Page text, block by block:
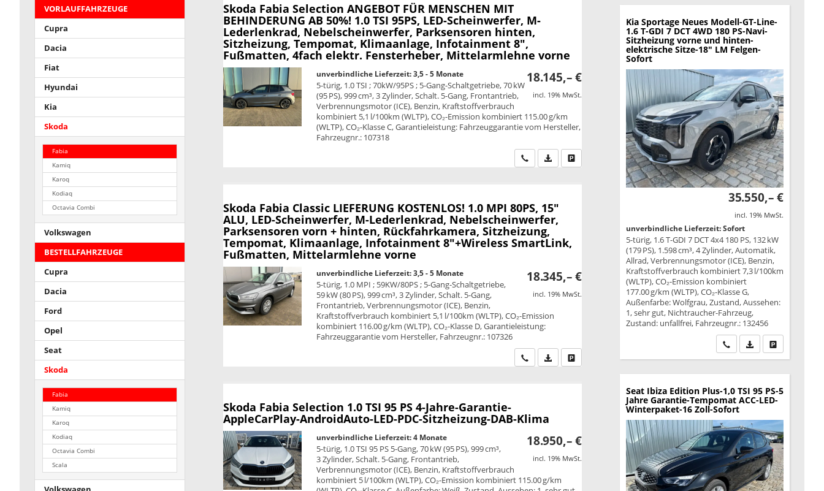
Skoda Fabia Selection ANGEBOT FÜR MENSCHEN MIT
BEHINDERUNG AB 50%! 1.0 TSI 95PS, LED-Scheinwerfer, M-
Lederlenkrad, Nebelscheinwerfer, Parksensoren hinten,
Sitzheizung, Tempomat, Klimaanlage, Infotainment 8",
Fußmatten, 4fach elektr. Fensterheber, Mittelarmlehne vorne
18.145,– €
incl. 19% MwSt.
unverbindliche Lieferzeit: 3,5 - 5 Monate
5-türig, 1.0 TSI ; 70kW/95PS ; 5-Gang-Schaltgetriebe, 70 kW
(95 PS), 999 cm³, 3 Zylinder, Schalt. 5-Gang, Frontantrieb,
Verbrennungsmotor (ICE), Benzin, Kraftstoffverbrauch
kombiniert 5,1 l/100km (WLTP), CO₂-Emission kombiniert 115.00 g/km
(WLTP), CO₂-Klasse C, Garantieleistung: Fahrzeuggarantie vom Hersteller,
Fahrzeugnr.: 107318
Wir rufen Sie anPDF-Datei, Fahrzeugexposé drucken
Drucken, parken oder vergleichen
Skoda Fabia Classic LIEFERUNG KOSTENLOS! 1.0 MPI 80PS, 15"
ALU, LED-Scheinwerfer, M-Lederlenkrad, Nebelscheinwerfer,
Parksensoren vorn + hinten, Rückfahrkamera, Sitzheizung,
Tempomat, Klimaanlage, Infotainment 8"+Wireless SmartLink,
Fußmatten, Mittelarmlehne vorne
18.345,– €
incl. 19% MwSt.
unverbindliche Lieferzeit: 3,5 - 5 Monate
5-türig, 1.0 MPI ; 59KW/80PS ; 5-Gang-Schaltgetriebe,
59 kW (80 PS), 999 cm³, 3 Zylinder, Schalt. 5-Gang,
Frontantrieb, Verbrennungsmotor (ICE), Benzin,
Kraftstoffverbrauch kombiniert 5,1 l/100km (WLTP), CO₂-Emission
kombiniert 116.00 g/km (WLTP), CO₂-Klasse D, Garantieleistung:
Fahrzeuggarantie vom Hersteller, Fahrzeugnr.: 107326
Wir rufen Sie anPDF-Datei, Fahrzeugexposé drucken
Drucken, parken oder vergleichen
Skoda Fabia Selection 1.0 TSI 95 PS 4-Jahre-Garantie-
AppleCarPlay-AndroidAuto-LED-PDC-Sitzheizung-DAB-Klima
18.950,– €
incl. 19% MwSt.
unverbindliche Lieferzeit:4 Monate
5-türig, 1.0 TSI 95 PS 5-Gang, 70 kW (95 PS), 999 cm³,
3 Zylinder, Schalt. 5-Gang, Frontantrieb,
Verbrennungsmotor (ICE), Benzin, Kraftstoffverbrauch
kombiniert 5 l/100km (WLTP), CO₂-Emission kombiniert 115.00 g/km
VORLAUFFAHRZEUGE
Cupra
Dacia
Fiat
Hyundai
Kia
Skoda
Fabia
Kamiq
Karoq
Kodiaq
Octavia Combi
Volkswagen
BESTELLFAHRZEUGE
Cupra
Dacia
Ford
Opel
Seat
Skoda
Fabia
Kamiq
Karoq
Kodiaq
Octavia Combi
Scala
Kia Sportage Neues Modell-GT-Line-
1.6 T-GDI 7 DCT 4WD 180 PS-Navi-
Sitzheizung vorne und hinten-
elektrische Sitze-18" LM Felgen-
Sofort
35.550,– €
incl. 19% MwSt.
unverbindliche Lieferzeit: Sofort
5-türig, 1.6 T-GDI 7 DCT 4x4 180 PS, 132 kW
(179 PS), 1.598 cm³, 4 Zylinder, Automatik,
Allrad, Verbrennungsmotor (ICE), Benzin,
Kraftstoffverbrauch kombiniert 7,3 l/100km
(WLTP), CO₂-Emission kombiniert
177.00 g/km (WLTP), CO₂-Klasse G,
Außenfarbe: Wolfgrau, Zustand, Aussehen:
1, sehr gut, Nichtraucher-Fahrzeug,
Zustand: unfallfrei, Fahrzeugnr.: 132456
Wir rufen Sie an
PDF-Datei,Drucken,
Seat Ibiza Edition Plus-1,0 TSI 95 PS-5
Jahre Garantie-Tempomat ACC-LED-
Winterpaket-16 Zoll-Sofort